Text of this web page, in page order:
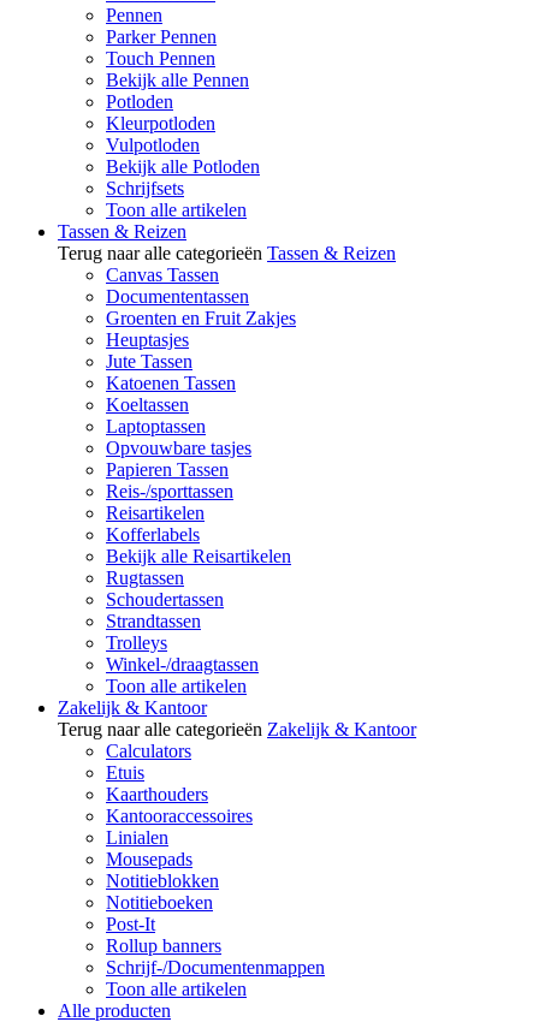
Pennen
Parker Pennen
Touch Pennen
Bekijk alle Pennen
Potloden
Kleurpotloden
Vulpotloden
Bekijk alle Potloden
Schrijfsets
Toon alle artikelen
Tassen & Reizen
Terug naar alle categorieën Tassen & Reizen
Canvas Tassen
Documententassen
Groenten en Fruit Zakjes
Heuptasjes
Jute Tassen
Katoenen Tassen
Koeltassen
Laptoptassen
Opvouwbare tasjes
Papieren Tassen
Reis-/sporttassen
Reisartikelen
Kofferlabels
Bekijk alle Reisartikelen
Rugtassen
Schoudertassen
Strandtassen
Trolleys
Winkel-/draagtassen
Toon alle artikelen
Zakelijk & Kantoor
Terug naar alle categorieën Zakelijk & Kantoor
Calculators
Etuis
Kaarthouders
Kantooraccessoires
Linialen
Mousepads
Notitieblokken
Notitieboeken
Post-It
Rollup banners
Schrijf-/Documentenmappen
Toon alle artikelen
Alle producten